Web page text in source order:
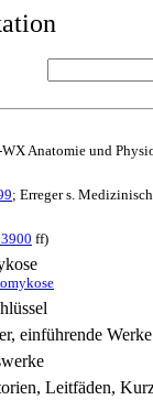
Anatomie und
; Erreger s.
ff)
einführende Werke
Leitfäden,